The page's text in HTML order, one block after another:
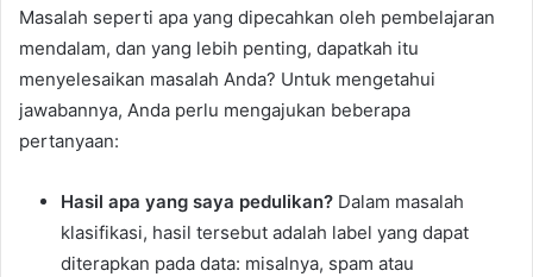
Masalah seperti apa yang dipecahkan oleh pembelajaran
mendalam, dan yang lebih penting, dapatkah itu
menyelesaikan masalah Anda? Untuk mengetahui
jawabannya, Anda perlu mengajukan beberapa
pertanyaan:
Hasil apa yang saya pedulikan? Dalam masalah
klasifikasi, hasil tersebut adalah label yang dapat
diterapkan pada data: misalnya, spam atau